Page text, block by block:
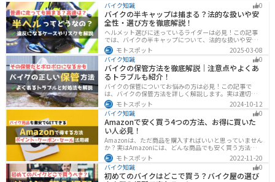
バイク知識 0
バイクの半キャップは捕まる？法的な扱いや安
全性・選び方を徹底解説！
ヘルメット選びに迷っているライダーは必見！この記事
では、バイクの半キャップについて、法的な扱いや安全
性、選び方を詳しく解説しています。実は、法律で認め
られていても、状況によっては違法となる可能性がある
ので注意が必要です。この記事を読めば、ヘルメットを
正しく選ぶヒントが得られます。
モトスポット
2025-03-08
バイク知識
0
バイクの保管方法を徹底解説｜注意点やよくあ
るトラブルも紹介！
バイクの保管についてお悩みの方は必見！この記事で
は、バイクの保管方法を詳しく解説します。実は適切に
保管しなければ、バイクの状態を悪化させる恐れがあり
ます。記事を参考にすれば、バイクを状態良く長持ちさ
せることが可能です。
モトスポット
2024-10-12
バイク知識
0
Amazonで安く買う4つの方法、お得に買いた
い人必見！
Amazonは、ただ商品を購入すればいいと思っていません
か？実はAmazonには、どんな商品でも安く買う方法が存
在します。この記事では、Amazonでお得に買う方法を4
つ紹介します！Amazonギフト券をやAmazonポイント、
Amazonプライム、タイムセールを活用して安くお得に買
いましょう。
モトスポット
2022-11-20
バイク知識
0
初めてのバイクはどこで買う？バイク屋の選び